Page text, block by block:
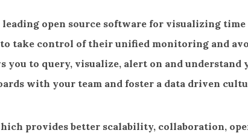
open source software for visualizing time
take control of their unified monitoring and
you to query, visualize, alert on and
with your team and foster a data driven
provides better scalability, collaboration,